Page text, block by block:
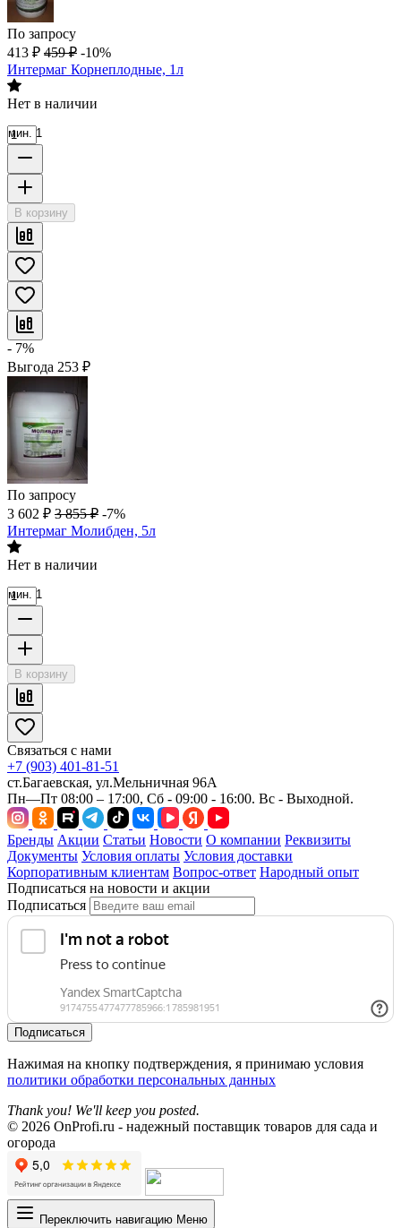
По запросу
413 ₽ 459 ₽ -10%
Интермаг Корнеплодные, 1л
Нет в наличии
мин. 1
В корзину
- 7%
Выгода 253 ₽
По запросу
3 602 ₽ 3 855 ₽ -7%
Интермаг Молибден, 5л
Нет в наличии
мин. 1
В корзину
Связаться с нами
+7 (903) 401-81-51
ст.Багаевская, ул.Мельничная 96А
Пн—Пт 08:00 – 17:00, Сб - 09:00 - 16:00. Вс - Выходной.
Бренды Акции Статьи Новости О компании Реквизиты
Документы Условия оплаты Условия доставки
Корпоративным клиентам Вопрос-ответ Народный опыт
Подписаться на новости и акции
Подписаться
Подписаться
Нажимая на кнопку подтверждения, я принимаю условия
политики обработки персональных данных
Thank you! We'll keep you posted.
© 2026 OnProfi.ru - надежный поставщик товаров для сада и
огорода
Переключить навигацию Меню